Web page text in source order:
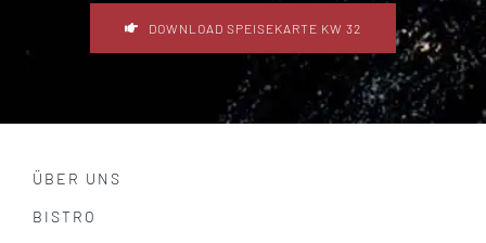
DOWNLOAD SPEISEKARTE KW 32
ÜBER UNS
BISTRO